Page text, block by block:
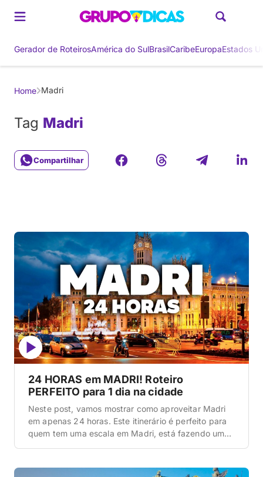
Gerador de RoteirosAmérica do SulBrasilCaribeEuropaEstados
Home Madri
Tag Madri
Compartilhar
24 HORAS em MADRI! Roteiro
PERFEITO para 1 dia na cidade
Neste post, vamos mostrar como aproveitar Madri
em apenas 24 horas. Este itinerário é perfeito para
quem tem uma escala em Madri, está fazendo uma
na sua primeira vez na cidade e só tem um dia